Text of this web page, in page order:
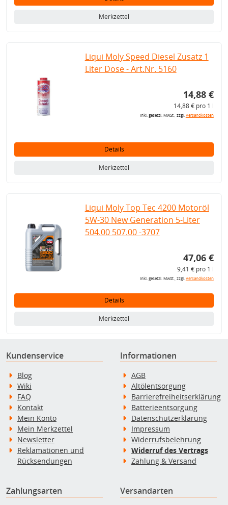
Merkzettel
Liqui Moly Speed Diesel Zusatz 1
Liter Dose - Art.Nr. 5160
14,88 €
14,88 € pro 1 l
inkl. gesetzl. MwSt., zzgl.Versandkosten
Details
Merkzettel
Liqui Moly Top Tec 4200 Motoröl
5W-30 New Generation 5-Liter
504.00 507.00 -3707
47,06 €
9,41 € pro 1 l
inkl. gesetzl. MwSt., zzgl.Versandkosten
Details
Merkzettel
Kundenservice
Blog
Wiki
FAQ
Kontakt
Mein Konto
Mein Merkzettel
Newsletter
Reklamationen und
Rücksendungen
Informationen
AGB
Altölentsorgung
Barrierefreiheitserklärung
Batterieentsorgung
Datenschutzerklärung
Impressum
Widerrufsbelehrung
Widerruf des Vertrags
Zahlung & Versand
Zahlungsarten Versandarten